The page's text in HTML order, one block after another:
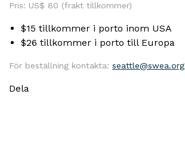
Pris: US$ 80 (frakt tillkommer)
$15 tillkommer i porto inom USA
$26 tillkommer i porto till Europa
För beställning kontakta: seattle@swea.org
Dela